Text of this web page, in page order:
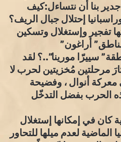
بنا أن نتساءل:كيف
إحتلال جبال الريف؟
تفجير وإستغلال وتسكين
أراغون”
سييرّا مورينا”..؟ لقد
مرحلتين مُخزيتين لحرب لا
معركة أنوال ، وفضيحة
الحرب بفضل التدخّل
كان في إمكانها إستغلال
لعدم ميلها للتحاور